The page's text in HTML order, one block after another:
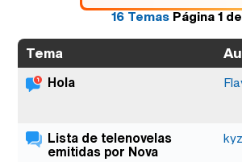
16 TemasPágina1
Tema
Hola
Lista de telenovelas
emitidas por Nova